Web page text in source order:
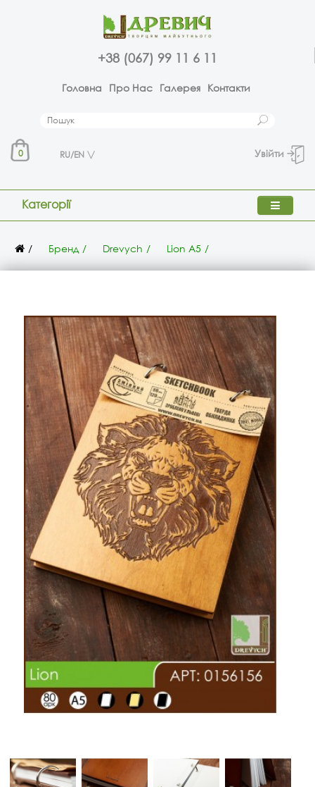
+38 (067) 99 11 6 11
Головна Про Нас Галерея Контакти
0 RU/EN Увійти
Категорії
Бренд Drevych Lion А5